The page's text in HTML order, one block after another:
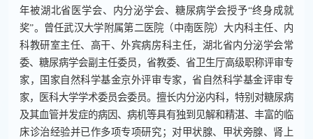
年被湖北省医学会、内分泌学会、糖尿病学会授予“终身成就
奖”。曾任武汉大学附属第二医院（中南医院）大内科主任、内
科教研室主任、高干、外宾病房科主任，湖北省内分泌学会常
委、糖尿病学会副主任委员，省教委、省卫生厅高级职称评审专
家，国家自然科学基金京外评审专家，省自然科学基金评审专
家，医科大学学术委员会委员。擅长内分泌内科，特别对糖尿病
及其血管并发症的病因、病机等具有独到见解和精湛、丰富的临
床诊治经验并已作多项专项研究；对甲状腺、甲状旁腺、肾上